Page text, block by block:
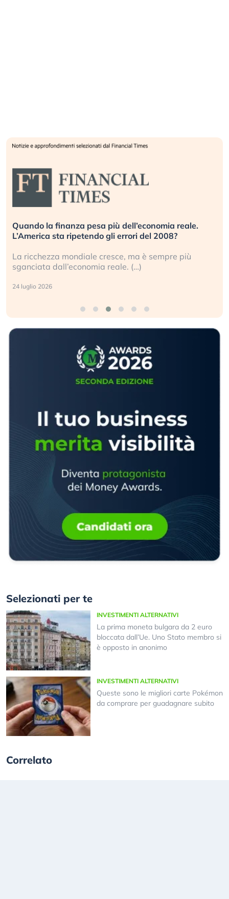
Quando la finanza pesa più dell’economia reale.
L’America sta ripetendo gli errori del 2008?
La ricchezza mondiale cresce, ma è sempre più
sganciata dall’economia reale. (…)
24 luglio 2026
Selezionati per te
INVESTIMENTI ALTERNATIVI
La prima moneta bulgara da 2 euro
bloccata dall’Ue. Uno Stato membro si
è opposto in anonimo
INVESTIMENTI ALTERNATIVI
Queste sono le migliori carte Pokémon
da comprare per guadagnare subito
Correlato